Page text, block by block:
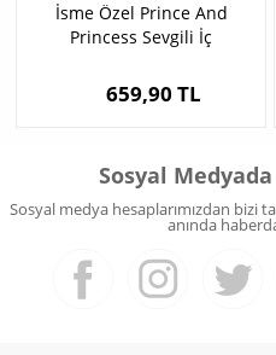
İsme Özel Prince And
Princess Sevgili İç
659,90 TL
Sosyal
Sosyal medya hesaplarımızdan bizi
anında